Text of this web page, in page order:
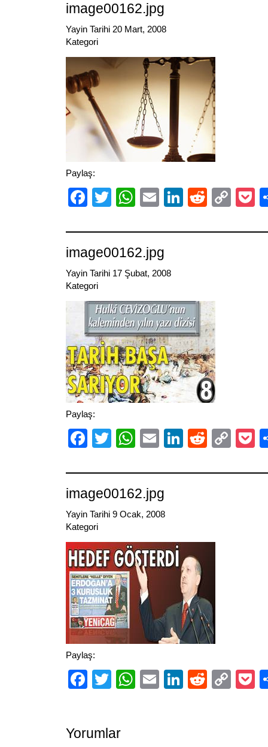
image00162.jpg
Yayin Tarihi 20 Mart, 2008
Kategori
Paylaş:
Facebook
TwitterWhatsApp
EmailLinkedIn
Reddit
image00162.jpg
Yayin Tarihi 17 Şubat, 2008
Kategori
Paylaş:
Facebook
TwitterWhatsApp
EmailLinkedIn
Reddit
image00162.jpg
Yayin Tarihi 9 Ocak, 2008
Kategori
Paylaş:
Facebook
TwitterWhatsApp
EmailLinkedIn
Reddit
Yorumlar